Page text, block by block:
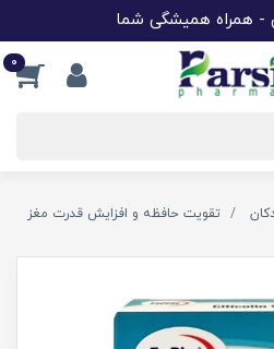
- همراه همیشگی شما
0
تقویت حافظه و افزایش قدرت مغز